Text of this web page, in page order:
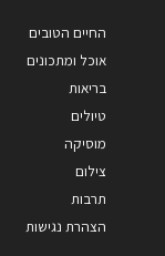
החיים הטובים
אוכל ומתכונים
בריאות
טיולים
מוסיקה
צילום
תרבות
הצהרת נגישות